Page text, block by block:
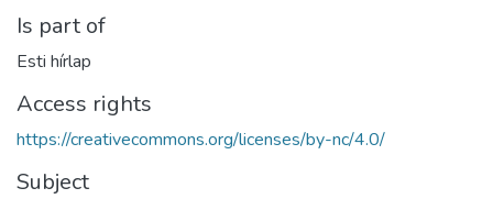
Is part of
Esti hírlap
Access rights
https://creativecommons.org/licenses/by-nc/4.0/
Subject